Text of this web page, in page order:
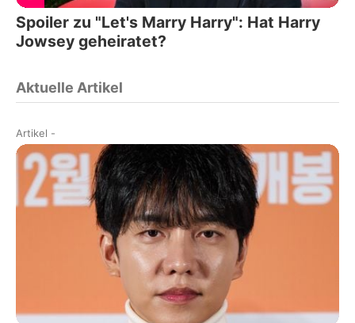
Spoiler zu "Let's Marry Harry": Hat Harry
Jowsey geheiratet?
Aktuelle Artikel
Artikel -